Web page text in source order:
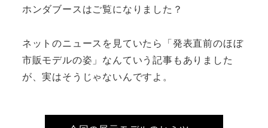
ホンダブースはご覧になりました？
ネットのニュースを見ていたら「発表直前のほぼ
市販モデルの姿」なんていう記事もありました
が、実はそうじゃないんですよ。